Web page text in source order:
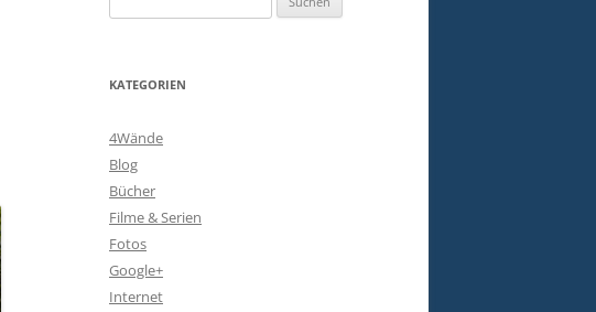
nach:
KATEGORIEN
4Wände
Blog
Bücher
Filme & Serien
Fotos
Google+
Internet